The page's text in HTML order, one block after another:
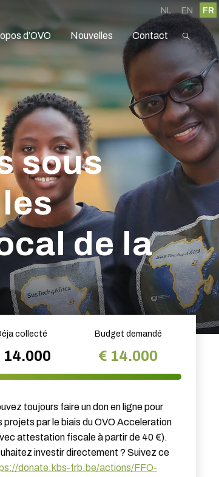
NL EN FR
d’OVO Nouvelles Contact
sous
de la
collecté
14.000
Budget demandé
€ 14.000
toujours faire un don en ligne pour
projets par le biais du OVO Acceleration
attestation fiscale à partir de 40 €).
investir directement ? Suivez ce
donate.kbs-frb.be/actions/FFO-